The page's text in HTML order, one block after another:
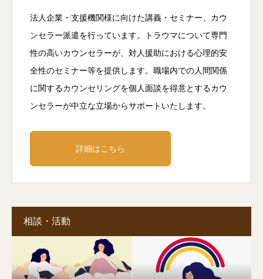
法人企業・支援機関様に向けた講義・セミナー、カウ
ンセラー派遣を行っています。トラウマについて専門
性の高いカウンセラーが、対人援助における心理的安
全性のセミナー等を提供します。職場内での人間関係
に関するカウンセリングを個人面談を得意とするカウ
ンセラーが中立な立場からサポートいたします。
詳細はこちら
相談・活動